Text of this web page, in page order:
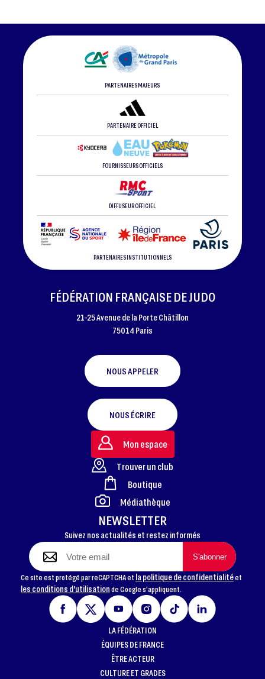
PARTENAIRES MAJEURS
PARTENAIRE OFFICIEL
FOURNISSEURS OFFICIELS
DIFFUSEUR OFFICIEL
PARTENAIRES INSTITUTIONNELS
FOOTER
FÉDÉRATION FRANÇAISE DE JUDO
21-25 Avenue de la Porte Châtillon
75014 Paris
NOUS APPELER
NOUS ÉCRIRE
NEWSLETTER
Suivez nos actualités et restez informés
Ce site est protégé par reCAPTCHA et la politique de confidentialitéet
les conditions d'utilisationde Google s'appliquent.
Mon espace
Trouver un club
Boutique
Médiathèque
LA FÉDÉRATION
ÉQUIPES DE FRANCE
ÊTRE ACTEUR
CULTURE ET GRADES